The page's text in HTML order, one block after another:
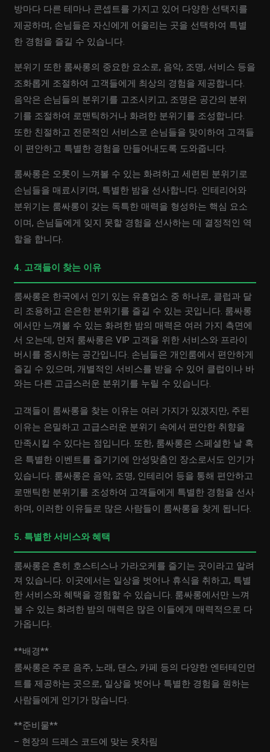
방마다 다른 테마나 콘셉트를 가지고 있어 다양한 선택지를
제공하며, 손님들은 자신에게 어울리는 곳을 선택하여 특별
한 경험을 즐길 수 있습니다.
분위기 또한 룸싸롱의 중요한 요소로, 음악, 조명, 서비스 등을
조화롭게 조절하여 고객들에게 최상의 경험을 제공합니다.
음악은 손님들의 분위기를 고조시키고, 조명은 공간의 분위
기를 조절하여 로맨틱하거나 화려한 분위기를 조성합니다.
또한 친절하고 전문적인 서비스로 손님들을 맞이하여 고객들
이 편안하고 특별한 경험을 만들어내도록 도와줍니다.
룸싸롱은 오롯이 느껴볼 수 있는 화려하고 세련된 분위기로
손님들을 매료시키며, 특별한 밤을 선사합니다. 인테리어와
분위기는 룸싸롱이 갖는 독특한 매력을 형성하는 핵심 요소
이며, 손님들에게 잊지 못할 경험을 선사하는 데 결정적인 역
할을 합니다.
4. 고객들이 찾는 이유
룸싸롱은 한국에서 인기 있는 유흥업소 중 하나로, 클럽과 달
리 조용하고 은은한 분위기를 즐길 수 있는 곳입니다. 룸싸롱
에서만 느껴볼 수 있는 화려한 밤의 매력은 여러 가지 측면에
서 오는데, 먼저 룸싸롱은 VIP 고객을 위한 서비스와 프라이
버시를 중시하는 공간입니다. 손님들은 개인룸에서 편안하게
즐길 수 있으며, 개별적인 서비스를 받을 수 있어 클럽이나 바
와는 다른 고급스러운 분위기를 누릴 수 있습니다.
고객들이 룸싸롱을 찾는 이유는 여러 가지가 있겠지만, 주된
이유는 은밀하고 고급스러운 분위기 속에서 편안한 취향을
만족시킬 수 있다는 점입니다. 또한, 룸싸롱은 스페셜한 날 혹
은 특별한 이벤트를 즐기기에 안성맞춤인 장소로서도 인기가
있습니다. 룸싸롱은 음악, 조명, 인테리어 등을 통해 편안하고
로맨틱한 분위기를 조성하여 고객들에게 특별한 경험을 선사
하며, 이러한 이유들로 많은 사람들이 룸싸롱을 찾게 됩니다.
5. 특별한 서비스와 혜택
룸싸롱은 흔히 호스티스나 가라오케를 즐기는 곳이라고 알려
져 있습니다. 이곳에서는 일상을 벗어나 휴식을 취하고, 특별
한 서비스와 혜택을 경험할 수 있습니다. 룸싸롱에서만 느껴
볼 수 있는 화려한 밤의 매력은 많은 이들에게 매력적으로 다
가옵니다.
**배경**
룸싸롱은 주로 음주, 노래, 댄스, 카페 등의 다양한 엔터테인먼
트를 제공하는 곳으로, 일상을 벗어나 특별한 경험을 원하는
사람들에게 인기가 많습니다.
**준비물**
– 현장의 드레스 코드에 맞는 옷차림